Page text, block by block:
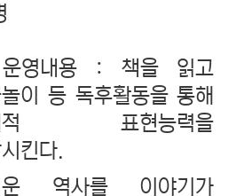
영내용 : 책을 읽고
이 등 독후활동을 통해
적 표현능력을
킨다.
운 역사를 이야기가